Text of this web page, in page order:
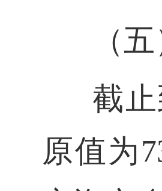
（
截止
原值为